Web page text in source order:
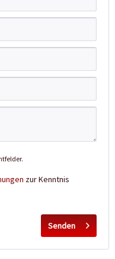
zur Kenntnis
Senden